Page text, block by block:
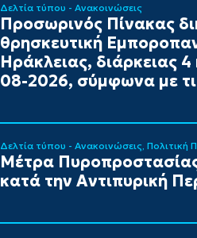
Δελτία τύπου - Ανακοινώσεις
Προσωρινός Πίνακας
θρησκευτική
Ηράκλειας, διάρκειας
08-2026, σύμφωνα με
Δελτία τύπου - Ανακοινώσεις Πολιτική
Μέτρα
κατά την Αντιπυρική